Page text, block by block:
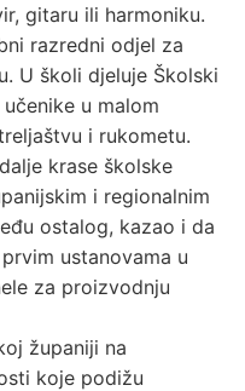
gitaru ili harmoniku.
razredni odjel za
U školi djeluje Školski
u malom
i rukometu.
krase školske
i regionalnim
ostalog, kazao i da
ustanovama u
za proizvodnju
županiji na
koje podižu